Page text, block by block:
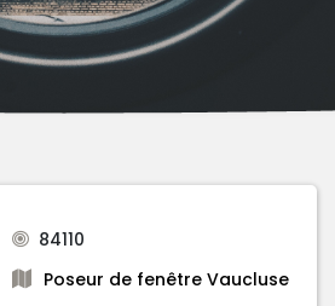
84110
Poseur de fenêtre Vaucluse